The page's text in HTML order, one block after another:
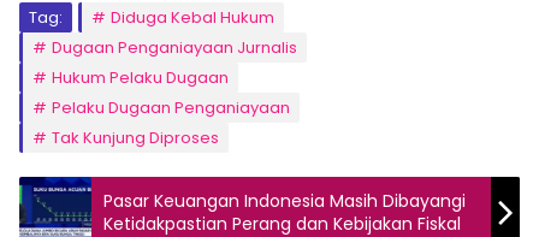
Tag:
Diduga Kebal Hukum
Dugaan Penganiayaan Jurnalis
Hukum Pelaku Dugaan
Pelaku Dugaan Penganiayaan
Tak Kunjung Diproses
Pasar Keuangan Indonesia Masih Dibayangi
Ketidakpastian Perang dan Kebijakan Fiskal